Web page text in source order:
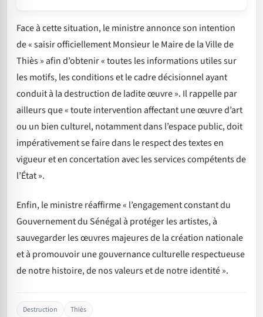
Face à cette situation, le ministre annonce son intention
de « saisir officiellement Monsieur le Maire de la Ville de
Thiès » afin d’obtenir « toutes les informations utiles sur
les motifs, les conditions et le cadre décisionnel ayant
conduit à la destruction de ladite œuvre ». Il rappelle par
ailleurs que « toute intervention affectant une œuvre d’art
ou un bien culturel, notamment dans l’espace public, doit
impérativement se faire dans le respect des textes en
vigueur et en concertation avec les services compétents de
l’État ».
Enfin, le ministre réaffirme « l’engagement constant du
Gouvernement du Sénégal à protéger les artistes, à
sauvegarder les œuvres majeures de la création nationale
et à promouvoir une gouvernance culturelle respectueuse
de notre histoire, de nos valeurs et de notre identité ».
Destruction Thiès